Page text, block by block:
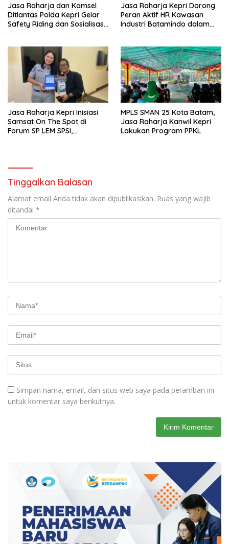
Jasa Raharja dan Kamsel
Ditlantas Polda Kepri Gelar
Safety Riding dan Sosialisasi
Indonesia
Jasa Raharja Kepri Dorong
Peran Aktif HR Kawasan
Industri Batamindo dalam
Jasa Raharja Kepri Inisiasi
Samsat On The Spot di
Forum SP LEM SPSI,
MPLS SMAN 25 Kota Batam,
Jasa Raharja Kanwil Kepri
Lakukan Program PPKL
Tinggalkan Balasan
Alamat email Anda tidak akan dipublikasikan. Ruas yang wajib
ditandai *
Simpan nama, email, dan situs web saya pada peramban ini
untuk komentar saya berikutnya.